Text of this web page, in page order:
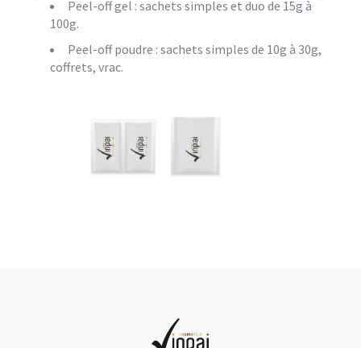
Peel-off gel : sachets simples et duo de 15g à
100g.
Peel-off poudre : sachets simples de 10g à 30g,
coffrets, vrac.